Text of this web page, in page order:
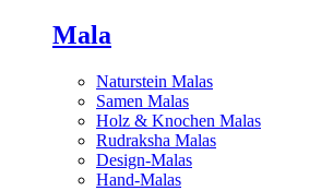
Mala
Naturstein Malas
Samen Malas
Holz & Knochen Malas
Rudraksha Malas
Design-Malas
Hand-Malas